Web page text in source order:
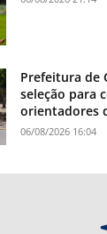
Prefeitura de
seleção para
orientadores
06/08/2026 16:04